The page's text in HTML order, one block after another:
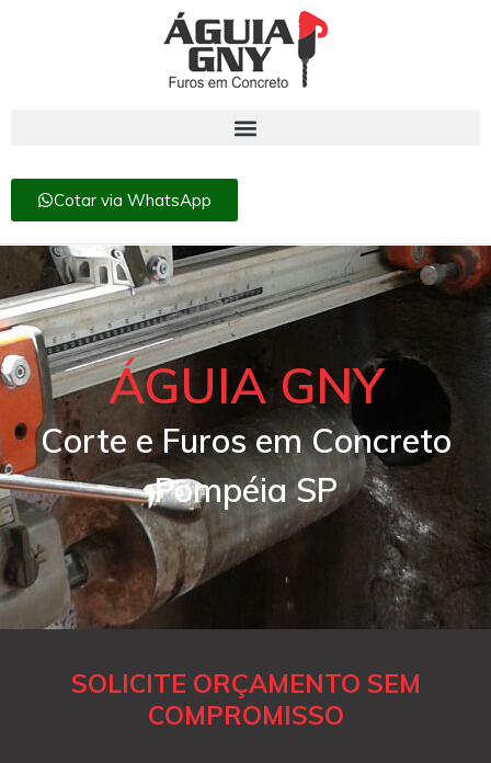
Cotar via WhatsApp
ÁGUIA GNY
Corte e Furos em Concreto
Pompéia SP
SOLICITE ORÇAMENTO SEM
COMPROMISSO